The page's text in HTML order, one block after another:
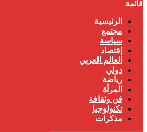
قائمة
الرئيسية
مجتمع
سياسة
إقتصاد
العالم العربي
دولي
رياضة
المرأة
فن وثقافة
تكنولوجيا
مذكرات